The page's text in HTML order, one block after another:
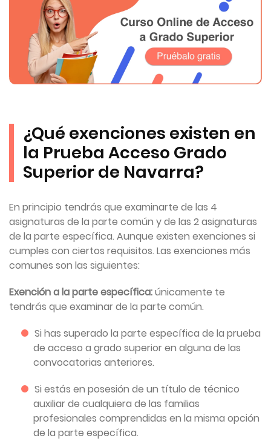
¿Qué exenciones existen en
la Prueba Acceso Grado
Superior de Navarra?
En principio tendrás que examinarte de las 4
asignaturas de la parte común y de las 2 asignaturas
de la parte específica. Aunque existen exenciones si
cumples con ciertos requisitos. Las exenciones más
comunes son las siguientes:
Exención a la parte específica:únicamente te
tendrás que examinar de la parte común.
Si has superado la parte específica de la prueba
de acceso a grado superior en alguna de las
convocatorias anteriores.
Si estás en posesión de un título de técnico
auxiliar de cualquiera de las familias
profesionales comprendidas en la misma opción
de la parte específica.